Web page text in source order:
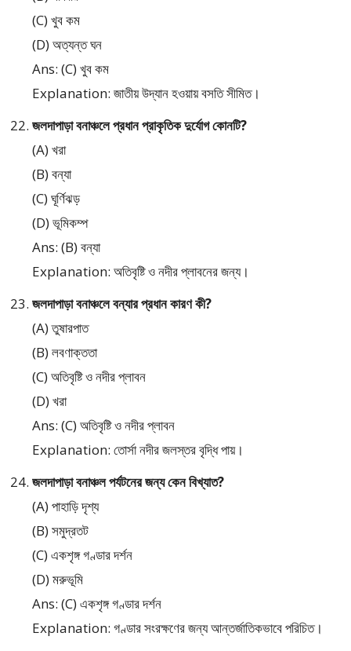
(C) খুব কম
(D) অত্যন্ত ঘন
Ans: (C) খুব কম
Explanation: জাতীয় উদ্যান হওয়ায় বসতি সীমিত।
জলদাপাড়া বনাঞ্চলে প্রধান প্রাকৃতিক দুর্যোগ কোনটি?
(A) খরা
(B) বন্যা
(C) ঘূর্ণিঝড়
(D) ভূমিকম্প
Ans: (B) বন্যা
Explanation: অতিবৃষ্টি ও নদীর প্লাবনের জন্য।
জলদাপাড়া বনাঞ্চলে বন্যার প্রধান কারণ কী?
(A) তুষারপাত
(B) লবণাক্ততা
(C) অতিবৃষ্টি ও নদীর প্লাবন
(D) খরা
Ans: (C) অতিবৃষ্টি ও নদীর প্লাবন
Explanation: তোর্সা নদীর জলস্তর বৃদ্ধি পায়।
জলদাপাড়া বনাঞ্চল পর্যটনের জন্য কেন বিখ্যাত?
(A) পাহাড়ি দৃশ্য
(B) সমুদ্রতট
(C) একশৃঙ্গ গণ্ডার দর্শন
(D) মরুভূমি
Ans: (C) একশৃঙ্গ গণ্ডার দর্শন
Explanation: গণ্ডার সংরক্ষণের জন্য আন্তর্জাতিকভাবে পরিচিত।